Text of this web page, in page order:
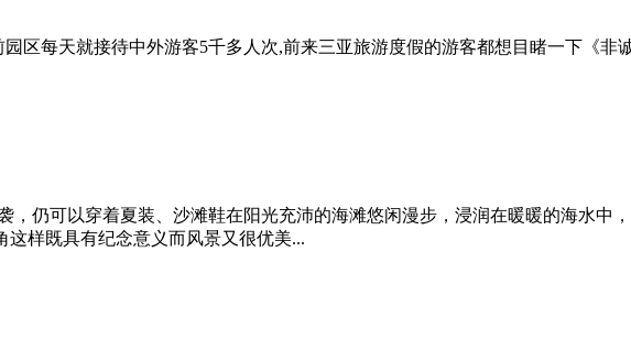
区每天就接待中外游客5千多人次,前来三亚旅游度假的游客都想目睹一下《非
，仍可以穿着夏装、沙滩鞋在阳光充沛的海滩悠闲漫步，浸润在暖暖的海水中
样既具有纪念意义而风景又很优美...